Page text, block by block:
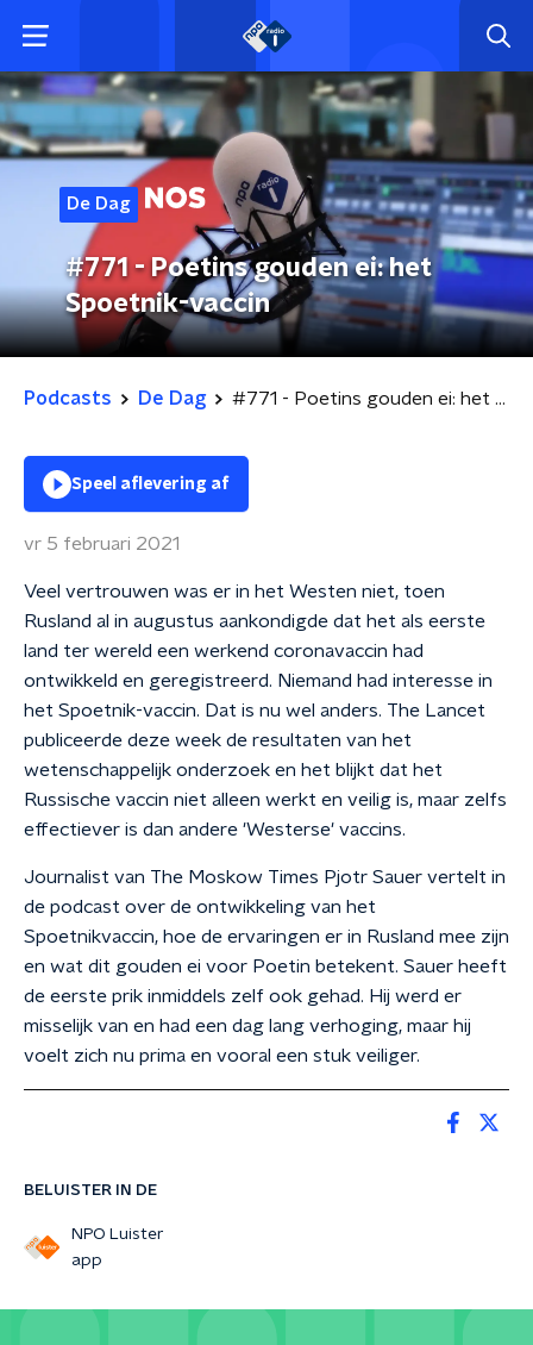
De Dag
#771 - Poetins gouden ei: het
Spoetnik-vaccin
Podcasts De Dag #771 - Poetins gouden ei: het Spoetnik-vaccin
BELUISTER IN DE
NPO Luister
app
Speel aflevering af
vr 5 februari 2021
Veel vertrouwen was er in het Westen niet, toen
Rusland al in augustus aankondigde dat het als eerste
land ter wereld een werkend coronavaccin had
ontwikkeld en geregistreerd. Niemand had interesse in
het Spoetnik-vaccin. Dat is nu wel anders. The Lancet
publiceerde deze week de resultaten van het
wetenschappelijk onderzoek en het blijkt dat het
Russische vaccin niet alleen werkt en veilig is, maar zelfs
effectiever is dan andere 'Westerse' vaccins.
Journalist van The Moskow Times Pjotr Sauer vertelt in
de podcast over de ontwikkeling van het
Spoetnikvaccin, hoe de ervaringen er in Rusland mee zijn
en wat dit gouden ei voor Poetin betekent. Sauer heeft
de eerste prik inmiddels zelf ook gehad. Hij werd er
misselijk van en had een dag lang verhoging, maar hij
voelt zich nu prima en vooral een stuk veiliger.